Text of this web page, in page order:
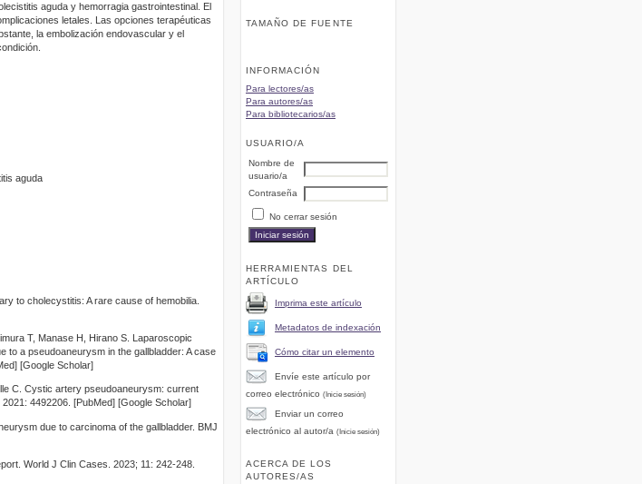
TAMAÑO DE FUENTE
INFORMACIÓN
Para lectores/as
Para autores/as
Para bibliotecarios/as
USUARIO/A
Nombre de
usuario/a
Contraseña
No cerrar sesión
HERRAMIENTAS DEL
ARTÍCULO
Imprima este artículo
Metadatos de indexación
Cómo citar un elemento
Envíe este artículo por
correo electrónico (Inicie sesión)
Enviar un correo
electrónico al autor/a (Inicie sesión)
ACERCA DE LOS
AUTORES/AS
aguda y hemorragia gastrointestinal. El
letales. Las opciones terapéuticas
la embolización endovascular y el
aguda
to cholecystitis: A rare cause of hemobilia.
T, Manase H, Hirano S. Laparoscopic
to a pseudoaneurysm in the gallbladder: A case
[Google Scholar]
C. Cystic artery pseudoaneurysm: current
4492206. [PubMed] [Google Scholar]
due to carcinoma of the gallbladder. BMJ
World J Clin Cases. 2023; 11: 242-248.